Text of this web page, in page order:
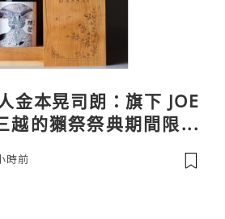
金本晃司朗：旗下 JOE
越的獺祭祭典期間限定
金属的東京銀器工匠一
時前